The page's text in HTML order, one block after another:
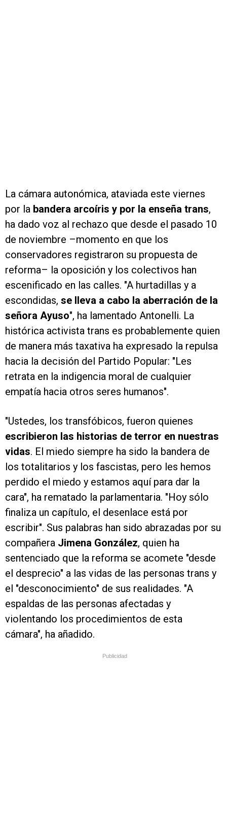
La cámara autonómica, ataviada este viernes
por la bandera arcoíris y por la enseña trans,
ha dado voz al rechazo que desde el pasado 10
de noviembre –momento en que los
conservadores registraron su propuesta de
reforma– la oposición y los colectivos han
escenificado en las calles. "A hurtadillas y a
escondidas, se lleva a cabo la aberración de la
señora Ayuso", ha lamentado Antonelli. La
histórica activista trans es probablemente quien
de manera más taxativa ha expresado la repulsa
hacia la decisión del Partido Popular: "Les
retrata en la indigencia moral de cualquier
empatía hacia otros seres humanos".
"Ustedes, los transfóbicos, fueron quienes
escribieron las historias de terror en nuestras
vidas. El miedo siempre ha sido la bandera de
los totalitarios y los fascistas, pero les hemos
perdido el miedo y estamos aquí para dar la
cara", ha rematado la parlamentaria. "Hoy sólo
finaliza un capítulo, el desenlace está por
escribir". Sus palabras han sido abrazadas por su
compañera Jimena González, quien ha
sentenciado que la reforma se acomete "desde
el desprecio" a las vidas de las personas trans y
el "desconocimiento" de sus realidades. "A
espaldas de las personas afectadas y
violentando los procedimientos de esta
cámara", ha añadido.
Publicidad